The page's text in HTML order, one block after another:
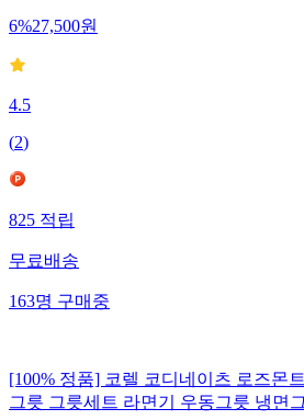
6%27,500원
4.5
(2)
825적립
무료배송
163명구매중
[100% 정품] 코렐 코디네이츠 로즈몬
그릇 그릇세트 라면기 우동그릇 냉면